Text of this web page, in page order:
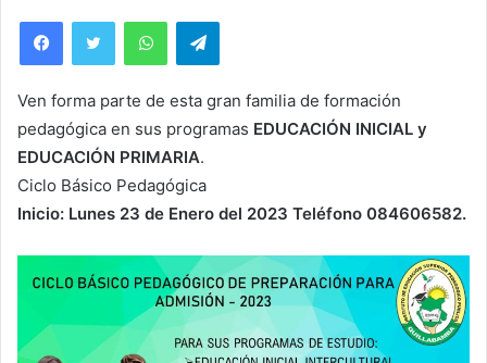
FacebookTwitter WhatsAppTelegram
Ven forma parte de esta gran familia de formación
pedagógica en sus programas EDUCACIÓN INICIAL y
EDUCACIÓN PRIMARIA.
Ciclo Básico Pedagógica
Inicio: Lunes 23 de Enero del 2023 Teléfono 084606582.